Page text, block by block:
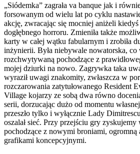
„Siódemka” zagrała va banque jak i
forsowanym od wielu lat po cyklu
akcję, zwracając się mocniej aniżeli
dogłębnego horroru. Zmieniła także
karty w całej wątku fabularnym i zrobiła
inżynierii. Była niebywale nowatorska, co
rozchwytywaną pochodzące z
mojej dziurki na nowo. Zagrywka taka
wyraził uwagi znakomity, zwłaszcza w
rozczarowania zatytułowanego Resident
Village kojarzy ze sobą dwa równo
serii, dorzucając dużo od momentu
przeszło tylko i wyłącznie Lady
oszalał sieć. Przy przejściu gry
pochodzące z nowymi broniami,
grafikami koncepcyjnymi.